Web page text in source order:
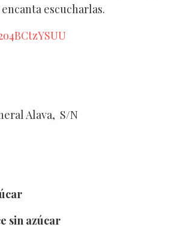
escucharlas.
Alava, S/N
sin azúcar